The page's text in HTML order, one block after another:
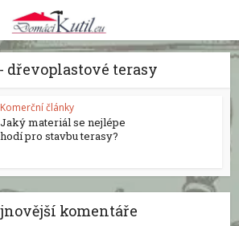
dřevoplastové terasy
Komerční články
Jaký materiál se nejlépe
hodí pro stavbu terasy?
komentáře